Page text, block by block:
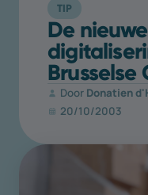
TIP
De
Brusselse
Door Donatien
20/10/2003